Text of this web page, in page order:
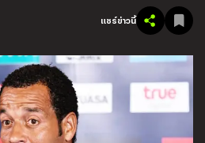
แชร์ข่าวนี้